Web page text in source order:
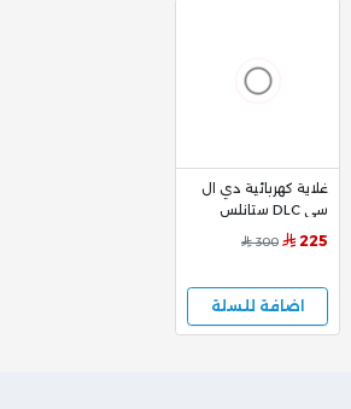
غلاية كهربائية دي ال
سي DLC ستانلس
ستيل 20 لتر 2000
225
300
اضافة للسلة